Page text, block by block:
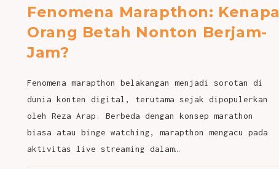
Fenomena Marapthon: Kenapa
Orang Betah Nonton Berjam-
Jam?
Fenomena marapthon belakangan menjadi sorotan di
dunia konten digital, terutama sejak dipopulerkan
oleh Reza Arap. Berbeda dengan konsep marathon
biasa atau binge watching, marapthon mengacu pada
aktivitas live streaming dalam…